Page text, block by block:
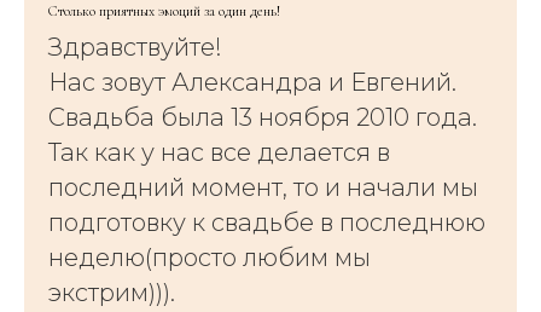
Столько приятных эмоций за один день!
Здравствуйте!
Нас зовут Александра и Евгений.
Свадьба была 13 ноября 2010 года.
Так как у нас все делается в
последний момент, то и начали мы
подготовку к свадьбе в последнюю
неделю(просто любим мы
экстрим))).